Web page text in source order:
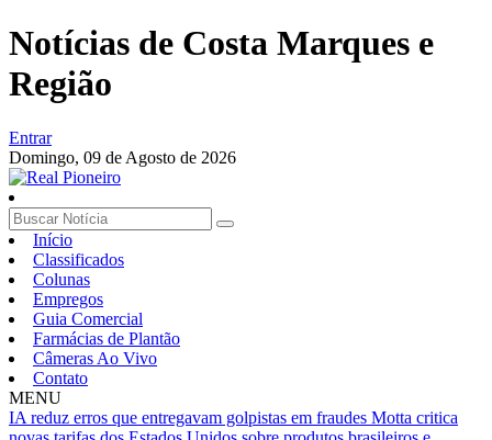
Notícias de Costa Marques e
Região
Entrar
Domingo, 09 de Agosto de 2026
Início
Classificados
Colunas
Empregos
Guia Comercial
Farmácias de Plantão
Câmeras Ao Vivo
Contato
MENU
IA reduz erros que entregavam golpistas em fraudes Motta critica